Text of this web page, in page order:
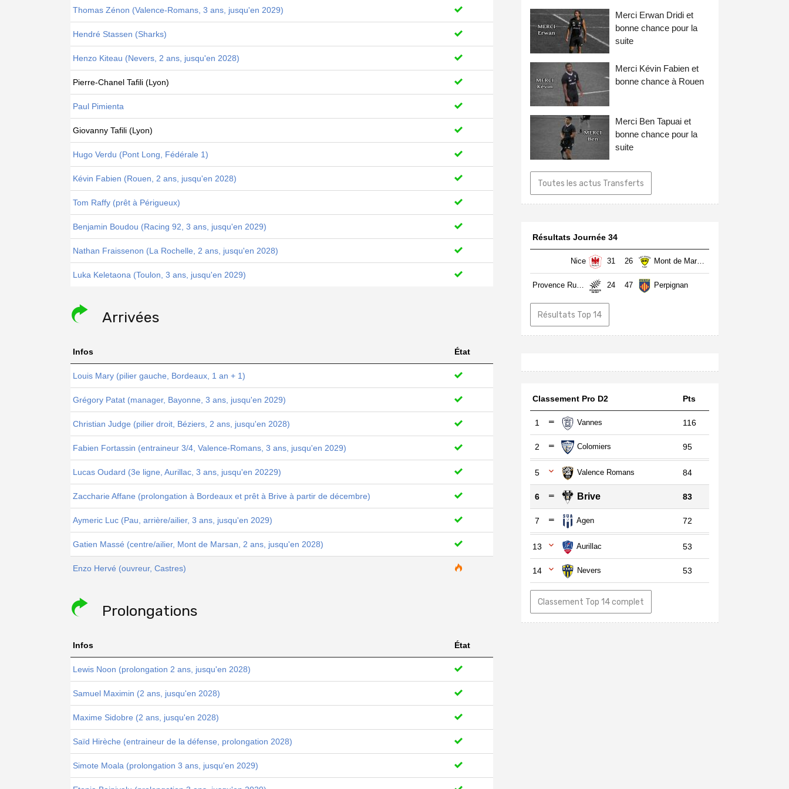
Thomas Zénon (Valence-Romans, 3 ans, jusqu'en 2029)
Hendré Stassen (Sharks)
Henzo Kiteau (Nevers, 2 ans, jusqu'en 2028)
Pierre-Chanel Tafili (Lyon)
Paul Pimienta
Giovanny Tafili (Lyon)
Hugo Verdu (Pont Long, Fédérale 1)
Kévin Fabien (Rouen, 2 ans, jusqu'en 2028)
Tom Raffy (prêt à Périgueux)
Benjamin Boudou (Racing 92, 3 ans, jusqu'en 2029)
Nathan Fraissenon (La Rochelle, 2 ans, jusqu'en 2028)
Luka Keletaona (Toulon, 3 ans, jusqu'en 2029)
Arrivées
Infos État
Louis Mary (pilier gauche, Bordeaux, 1 an + 1)
Grégory Patat (manager, Bayonne, 3 ans, jusqu'en 2029)
Christian Judge (pilier droit, Béziers, 2 ans, jusqu'en 2028)
Fabien Fortassin (entraineur 3/4, Valence-Romans, 3 ans, jusqu'en 2029)
Lucas Oudard (3e ligne, Aurillac, 3 ans, jusqu'en 20229)
Zaccharie Affane (prolongation à Bordeaux et prêt à Brive à partir de décembre)
Aymeric Luc (Pau, arrière/ailier, 3 ans, jusqu'en 2029)
Gatien Massé (centre/ailier, Mont de Marsan, 2 ans, jusqu'en 2028)
Enzo Hervé (ouvreur, Castres)
Prolongations
Infos État
Lewis Noon (prolongation 2 ans, jusqu'en 2028)
Samuel Maximin (2 ans, jusqu'en 2028)
Maxime Sidobre (2 ans, jusqu'en 2028)
Saïd Hirèche (entraineur de la défense, prolongation 2028)
Simote Moala (prolongation 3 ans, jusqu'en 2029)
Merci Erwan Dridi et
bonne chance pour la
suite
Merci Kévin Fabien et
bonne chance à Rouen
Merci Ben Tapuai et
bonne chance pour la
suite
Toutes les actus Transferts
Résultats Journée 34
Nice 31 26 Mont de Marsan
Provence Rugby 24 47 Perpignan
Résultats Top 14
Classement Pro D2 Pts
1 Vannes 116
2 Colomiers 95
5 Valence Romans 84
6 Brive 83
7 Agen 72
13 Aurillac 53
14 Nevers 53
Classement Top 14 complet